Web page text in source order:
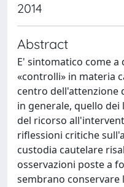
2014
Abstract
E' sintomatico come
«controlli» in materia
centro dell'attenzione
in generale, quello
del ricorso
riflessioni critiche
custodia cautelare
osservazioni poste a
sembrano